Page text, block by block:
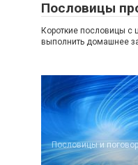
Пословицы
Короткие пословицы с
выполнить домашнее
Пословицы и